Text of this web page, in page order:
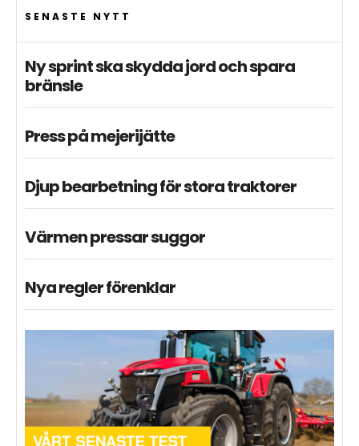
SENASTE NYTT
Ny sprint ska skydda jord och spara
bränsle
Press på mejerijätte
Djup bearbetning för stora traktorer
Värmen pressar suggor
Nya regler förenklar